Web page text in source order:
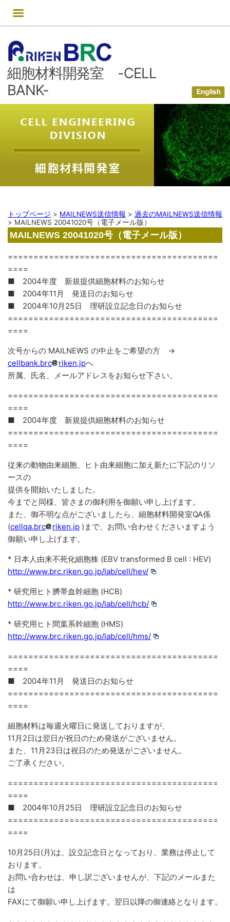
へ
細胞材料開発室 -CELL
BANK-
トップページ > MAILNEWS送信情報 > 過去のMAILNEWS送信情報
> MAILNEWS 20041020号（電子メール版）
MAILNEWS 20041020号（電子メール版）
=========================================
====
■ 2004年度 新規提供細胞材料のお知らせ
■ 2004年11月 発送日のお知らせ
■ 2004年10月25日 理研設立記念日のお知らせ
=========================================
====
次号からの MAILNEWS の中止をご希望の方 →
cellbank.brc
riken.jpへ
所属、氏名、メールアドレスをお知らせ下さい。
=========================================
====
■ 2004年度 新規提供細胞材料のお知らせ
=========================================
====
従来の動物由来細胞、ヒト由来細胞に加え新たに下記のリソ
ースの
提供を開始いたしました。
今までと同様、皆さまの御利用を御願い申し上げます。
また、御不明な点がございましたら、細胞材料開発室QA係
(cellqa.brc riken.jp )まで、お問い合わせくださいますよう
御願い申し上げます。
* 日本人由来不死化細胞株 (EBV transformed B cell : HEV)
http://www.brc.riken.go.jp/lab/cell/hev/
* 研究用ヒト臍帯血幹細胞 (HCB)
http://www.brc.riken.go.jp/lab/cell/hcb/
* 研究用ヒト間葉系幹細胞 (HMS)
http://www.brc.riken.go.jp/lab/cell/hms/
=========================================
====
■ 2004年11月 発送日のお知らせ
=========================================
====
細胞材料は毎週火曜日に発送しておりますが、
11月2日は翌日が祝日のため発送がございません。
また、11月23日は祝日のため発送がございません。
ご了承ください。
=========================================
====
■ 2004年10月25日 理研設立記念日のお知らせ
=========================================
====
10月25日(月)は、設立記念日となっており、業務は停止して
おります。
お問い合わせは、申し訳ございませんが、下記のメールまた
は
FAXにて御願い申し上げます。翌日以降の御連絡となります。